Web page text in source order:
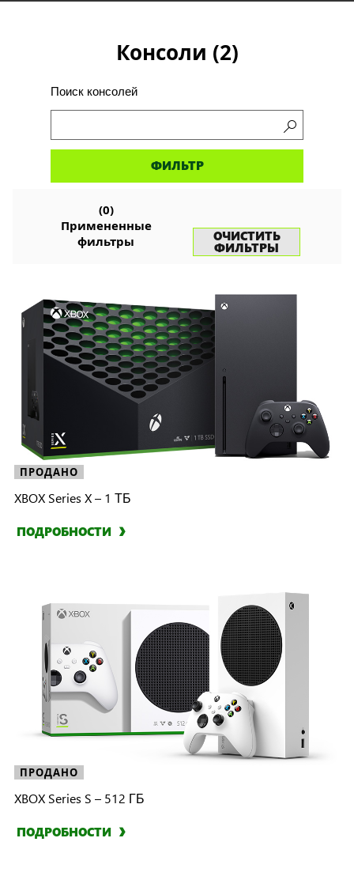
Консоли (2)
Поиск консолей
Поиск
ФИЛЬТР
(0)
Примененные
фильтры
ОЧИСТИТЬ
ФИЛЬТРЫ
ПРОДАНО
XBOX Series X – 1 ТБ
ПОДРОБНОСТИ
ПРОДАНО
XBOX Series S – 512 ГБ
ПОДРОБНОСТИ